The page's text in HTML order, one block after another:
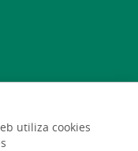
utiliza cookies